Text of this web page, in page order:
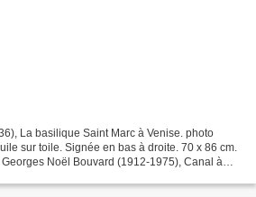
La basilique Saint Marc à Venise. photo
sur toile. Signée en bas à droite. 70 x 86 cm.
Noël Bouvard (1912-1975), Canal à